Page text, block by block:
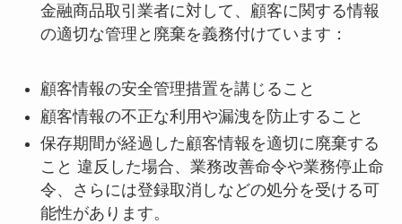
金融商品取引業者に対して、顧客に関する情報
の適切な管理と廃棄を義務付けています：
顧客情報の安全管理措置を講じること
顧客情報の不正な利用や漏洩を防止すること
保存期間が経過した顧客情報を適切に廃棄する
こと 違反した場合、業務改善命令や業務停止命
令、さらには登録取消しなどの処分を受ける可
能性があります。